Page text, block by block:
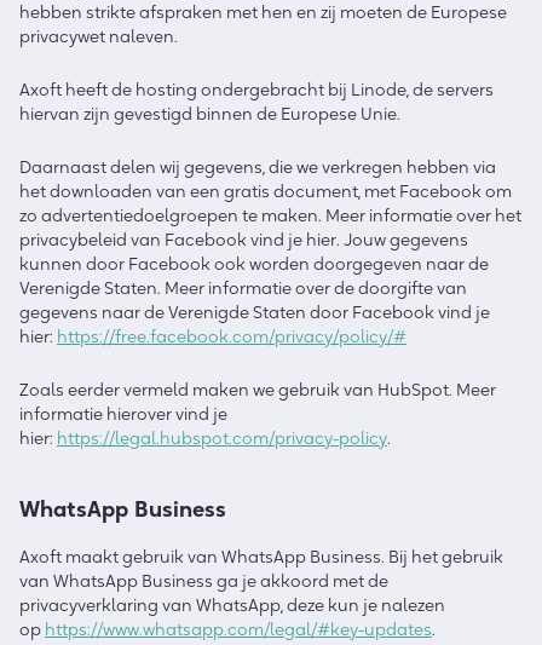
hebben strikte afspraken met hen en zij moeten de Europese
privacywet naleven.
Axoft heeft de hosting ondergebracht bij Linode, de servers
hiervan zijn gevestigd binnen de Europese Unie.
Daarnaast delen wij gegevens, die we verkregen hebben via
het downloaden van een gratis document, met Facebook om
zo advertentiedoelgroepen te maken. Meer informatie over het
privacybeleid van Facebook vind je hier. Jouw gegevens
kunnen door Facebook ook worden doorgegeven naar de
Verenigde Staten. Meer informatie over de doorgifte van
gegevens naar de Verenigde Staten door Facebook vind je
hier: https://free.facebook.com/privacy/policy/#
Zoals eerder vermeld maken we gebruik van HubSpot. Meer
informatie hierover vind je
hier: https://legal.hubspot.com/privacy-policy.
WhatsApp Business
Axoft maakt gebruik van WhatsApp Business. Bij het gebruik
van WhatsApp Business ga je akkoord met de
privacyverklaring van WhatsApp, deze kun je nalezen
op https://www.whatsapp.com/legal/#key-updates.